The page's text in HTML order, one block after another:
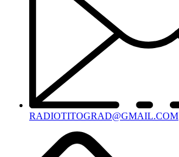
RADIOTITOGRAD@GMAIL.COM